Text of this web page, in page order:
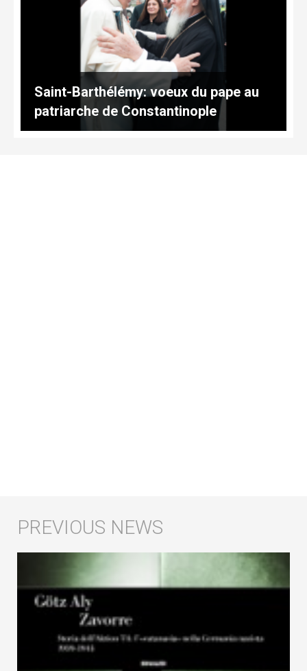
Saint-Barthélémy: voeux du pape au
patriarche de Constantinople